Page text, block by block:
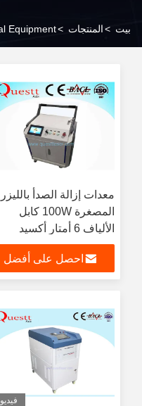
بيت >المنتجات >
معدات إزالة الصدأ بالليزر
المصغرة 100W كابل
الألياف 6 أمتار أكسيد
الطلاء النظيف
احصل على أفضل
فيديو